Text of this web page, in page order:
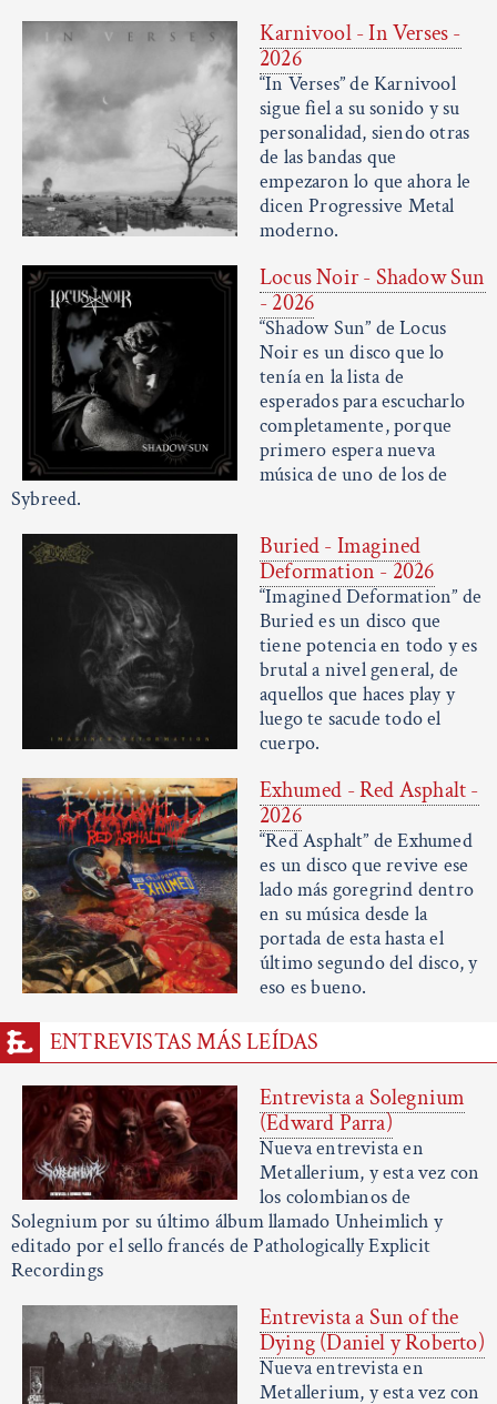
Karnivool - In Verses -
2026
“In Verses” de Karnivool
sigue fiel a su sonido y su
personalidad, siendo otras
de las bandas que
empezaron lo que ahora le
dicen Progressive Metal
moderno.
Locus Noir - Shadow Sun
- 2026
“Shadow Sun” de Locus
Noir es un disco que lo
tenía en la lista de
esperados para escucharlo
completamente, porque
primero espera nueva
música de uno de los de
Sybreed.
Buried - Imagined
Deformation - 2026
“Imagined Deformation” de
Buried es un disco que
tiene potencia en todo y es
brutal a nivel general, de
aquellos que haces play y
luego te sacude todo el
cuerpo.
Exhumed - Red Asphalt -
2026
“Red Asphalt” de Exhumed
es un disco que revive ese
lado más goregrind dentro
en su música desde la
portada de esta hasta el
último segundo del disco, y
eso es bueno.
ENTREVISTAS MÁS LEÍDAS
Entrevista a Solegnium
(Edward Parra)
Nueva entrevista en
Metallerium, y esta vez con
los colombianos de
Solegnium por su último álbum llamado Unheimlich y
editado por el sello francés de Pathologically Explicit
Recordings
Entrevista a Sun of the
Dying (Daniel y Roberto)
Nueva entrevista en
Metallerium, y esta vez con